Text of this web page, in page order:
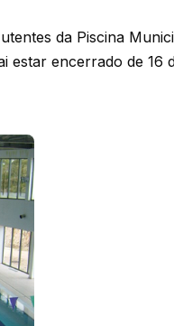
da Piscina
estar encerrado de 16